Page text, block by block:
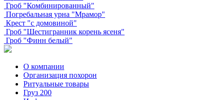
Гроб "Комбинированный"
Погребальная урна "Мрамор"
Крест "с домовиной"
Гроб "Шестигранник корень ясеня"
Гроб "Финн белый"
О компании
Организация похорон
Ритуальные товары
Груз 200